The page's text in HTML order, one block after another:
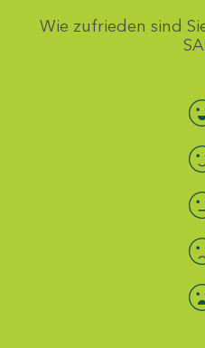
Wie zufrieden sind